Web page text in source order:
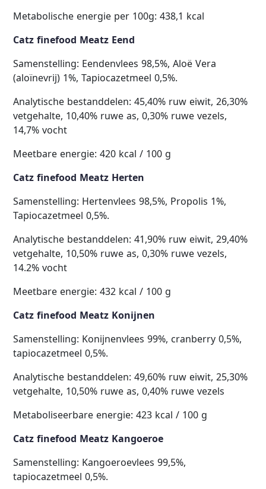
Metabolische energie per 100g: 438,1 kcal
Catz finefood Meatz Eend
Samenstelling: Eendenvlees 98,5%, Aloë Vera
(aloïnevrij) 1%, Tapiocazetmeel 0,5%.
Analytische bestanddelen: 45,40% ruw eiwit, 26,30%
vetgehalte, 10,40% ruwe as, 0,30% ruwe vezels,
14,7% vocht
Meetbare energie: 420 kcal / 100 g
Catz finefood Meatz Herten
Samenstelling: Hertenvlees 98,5%, Propolis 1%,
Tapiocazetmeel 0,5%.
Analytische bestanddelen: 41,90% ruw eiwit, 29,40%
vetgehalte, 10,50% ruwe as, 0,30% ruwe vezels,
14.2% vocht
Meetbare energie: 432 kcal / 100 g
Catz finefood Meatz Konijnen
Samenstelling: Konijnenvlees 99%, cranberry 0,5%,
tapiocazetmeel 0,5%.
Analytische bestanddelen: 49,60% ruw eiwit, 25,30%
vetgehalte, 10,50% ruwe as, 0,40% ruwe vezels
Metaboliseerbare energie: 423 kcal / 100 g
Catz finefood Meatz Kangoeroe
Samenstelling: Kangoeroevlees 99,5%,
tapiocazetmeel 0,5%.